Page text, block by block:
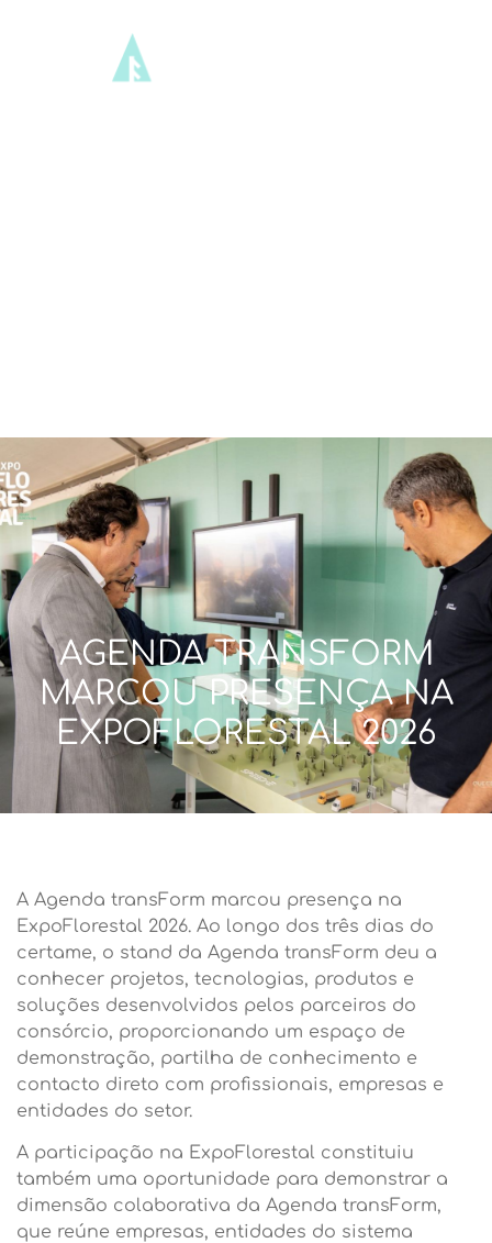
AGENDA
TRANSFORM
AGENDA TRANSFORM
MARCOU PRESENÇA NA
EXPOFLORESTAL 2026
A Agenda transForm marcou presença na
ExpoFlorestal 2026. Ao longo dos três dias do
certame, o stand da Agenda transForm deu a
conhecer projetos, tecnologias, produtos e
soluções desenvolvidos pelos parceiros do
consórcio, proporcionando um espaço de
demonstração, partilha de conhecimento e
contacto direto com profissionais, empresas e
entidades do setor.
A participação na ExpoFlorestal constituiu
também uma oportunidade para demonstrar a
dimensão colaborativa da Agenda transForm,
que reúne empresas, entidades do sistema